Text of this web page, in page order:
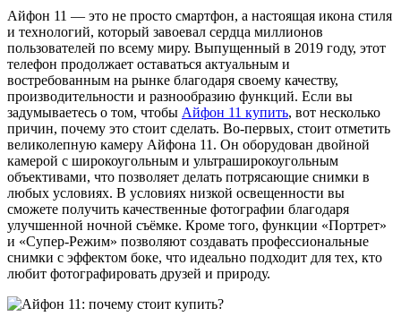
Айфон 11 — это не просто смартфон, а настоящая икона стиля
и технологий, который завоевал сердца миллионов
пользователей по всему миру. Выпущенный в 2019 году, этот
телефон продолжает оставаться актуальным и
востребованным на рынке благодаря своему качеству,
производительности и разнообразию функций. Если вы
задумываетесь о том, чтобы Айфон 11 купить, вот несколько
причин, почему это стоит сделать. Во-первых, стоит отметить
великолепную камеру Айфона 11. Он оборудован двойной
камерой с широкоугольным и ультраширокоугольным
объективами, что позволяет делать потрясающие снимки в
любых условиях. В условиях низкой освещенности вы
сможете получить качественные фотографии благодаря
улучшенной ночной съёмке. Кроме того, функции «Портрет»
и «Супер-Режим» позволяют создавать профессиональные
снимки с эффектом боке, что идеально подходит для тех, кто
любит фотографировать друзей и природу.